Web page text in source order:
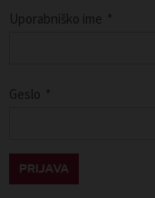
Uporabniško ime *
Geslo *
PRIJAVA